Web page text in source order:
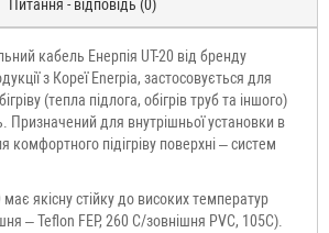
Питання - відповідь (0)
кабель Енерпія UT-20 від бренду
з Кореї Enerpia, застосовується для
(тепла підлога, обігрів труб та іншого)
Призначений для внутрішньої установки в
комфортного підігріву поверхні – систем
має якісну стійку до високих температур
– Teflon FEP, 260 C/зовнішня PVC, 105C).